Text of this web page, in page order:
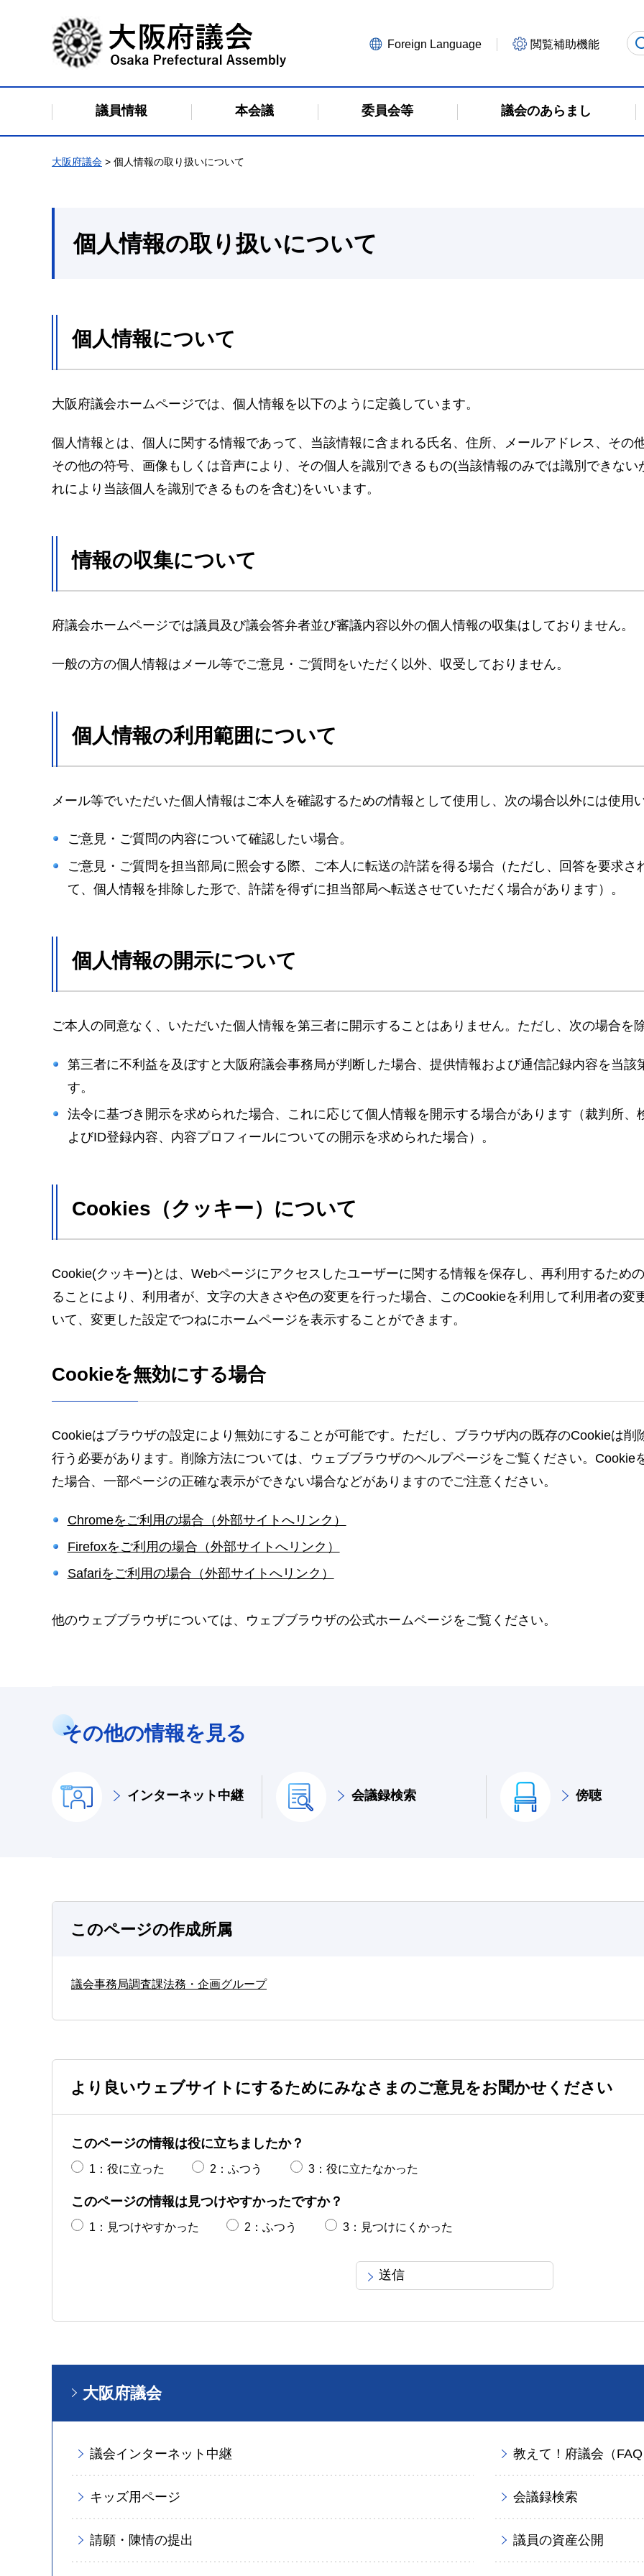
大阪府議会
Foreign Language 閲覧補助機能
議員情報 本会議 委員会等 議会のあらまし
大阪府議会 > 個人情報の取り扱いについて
個人情報の取り扱いについて
個人情報について
大阪府議会ホームページでは、個人情報を以下のように定義しています。
個人情報とは、個人に関する情報であって、当該情報に含まれる氏名、住所、メールアドレス、その
その他の符号、画像もしくは音声により、その個人を識別できるもの(当該情報のみでは識別できな
れにより当該個人を識別できるものを含む)をいいます。
情報の収集について
府議会ホームページでは議員及び議会答弁者並び審議内容以外の個人情報の収集はしておりません。
一般の方の個人情報はメール等でご意見・ご質問をいただく以外、収受しておりません。
個人情報の利用範囲について
メール等でいただいた個人情報はご本人を確認するための情報として使用し、次の場合以外には使用
ご意見・ご質問の内容について確認したい場合。
ご意見・ご質問を担当部局に照会する際、ご本人に転送の許諾を得る場合（ただし、回答を要求
て、個人情報を排除した形で、許諾を得ずに担当部局へ転送させていただく場合があります）。
個人情報の開示について
ご本人の同意なく、いただいた個人情報を第三者に開示することはありません。ただし、次の場合を
第三者に不利益を及ぼすと大阪府議会事務局が判断した場合、提供情報および通信記録内容を当
す。
法令に基づき開示を求められた場合、これに応じて個人情報を開示する場合があります（裁判所
よびID登録内容、内容プロフィールについての開示を求められた場合）。
Cookies（クッキー）について
Cookie(クッキー)とは、Webページにアクセスしたユーザーに関する情報を保存し、再利用するため
ることにより、利用者が、文字の大きさや色の変更を行った場合、このCookieを利用して利用者の
いて、変更した設定でつねにホームページを表示することができます。
Cookieを無効にする場合
Cookieはブラウザの設定により無効にすることが可能です。ただし、ブラウザ内の既存のCookieは
行う必要があります。削除方法については、ウェブブラウザのヘルプページをご覧ください。
た場合、一部ページの正確な表示ができない場合などがありますのでご注意ください。
Chromeをご利用の場合（外部サイトへリンク）
Firefoxをご利用の場合（外部サイトへリンク）
Safariをご利用の場合（外部サイトへリンク）
他のウェブブラウザについては、ウェブブラウザの公式ホームページをご覧ください。
その他の情報を見る
インターネット中継 会議録検索 傍聴
このページの作成所属
議会事務局調査課法務・企画グループ
より良いウェブサイトにするためにみなさまのご意見をお聞かせください
このページの情報は役に立ちましたか？
1：役に立った 2：ふつう 3：役に立たなかった
このページの情報は見つけやすかったですか？
1：見つけやすかった 2：ふつう 3：見つけにくかった
大阪府議会
議会インターネット中継 教えて！府議会（
キッズ用ページ 会議録検索
請願・陳情の提出 議員の資産公開